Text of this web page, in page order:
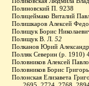
Полиновский П. 9238
Полицеймако Виталий
Полишкаров Алексей
Полищук Борис
Полищук В. Л. 52
Полканов Юрий
Полляк Северин (р. 1910)
Половников Алексей
Половников Борис
Полонская Елизавета